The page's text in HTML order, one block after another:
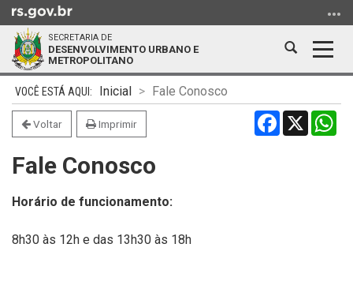
para
conteúdo
para
menu
para
SECRETARIA DE
DESENVOLVIMENTO URBANO E
METROPOLITANO
Abrir
Início
do
conteúdo
Inicial Fale Conosco
Voltar Imprimir Facebook
X
Fale Conosco
Horário de funcionamento:
8h30 às 12h e das 13h30 às 18h